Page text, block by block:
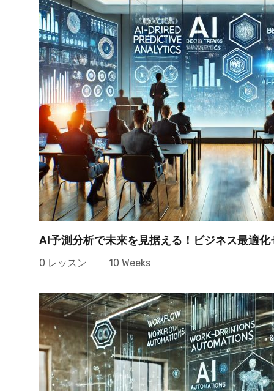
AI予測分析で未来を見据える！ビジネス最適化
0 レッスン 10 Weeks